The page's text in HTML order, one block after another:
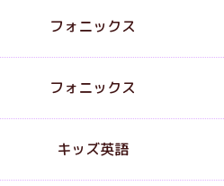
フォニックス
フォニックス
キッズ英語